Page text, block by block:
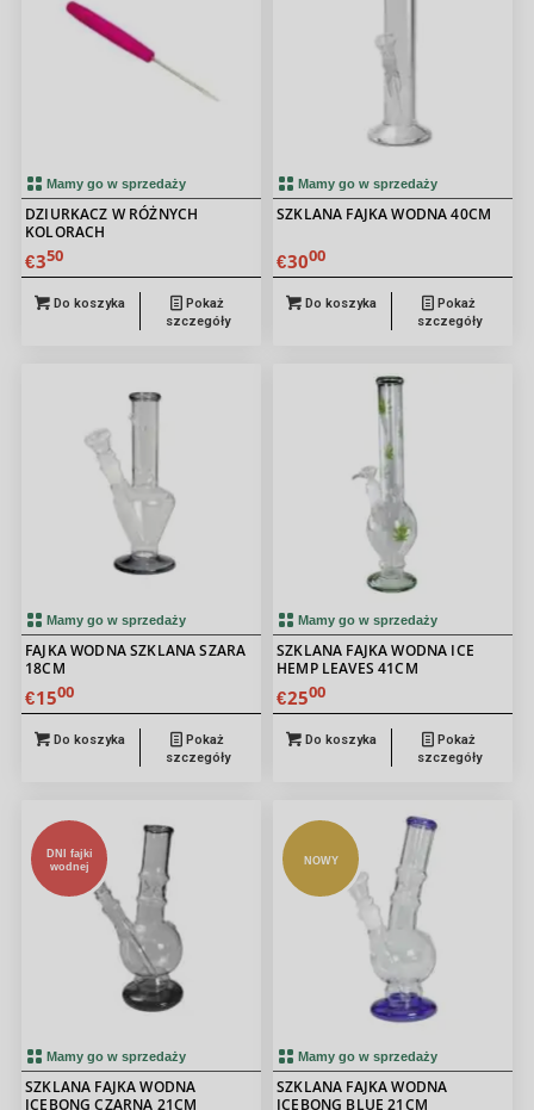
Mamy go w sprzedaży
DZIURKACZ W RÓŻNYCH
KOLORACH
€350
Do koszyka
Pokaż
szczegóły
Mamy go w sprzedaży
SZKLANA FAJKA WODNA 40CM
€3000
Do koszyka
Pokaż
szczegóły
Mamy go w sprzedaży
FAJKA WODNA SZKLANA SZARA
18CM
€1500
Do koszyka
Pokaż
szczegóły
Mamy go w sprzedaży
SZKLANA FAJKA WODNA ICE
HEMP LEAVES 41CM
€2500
Do koszyka
Pokaż
szczegóły
DNI fajki
wodnej
Mamy go w sprzedaży
SZKLANA FAJKA WODNA
ICEBONG CZARNA 21CM
Mamy go w sprzedaży
NOWY
SZKLANA FAJKA WODNA
ICEBONG BLUE 21CM